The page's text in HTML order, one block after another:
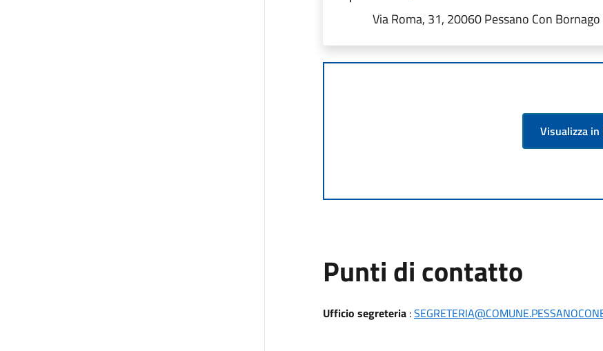
Via Roma, 31, 20060 Pessano Con
Visualizza
Punti di contatto
Ufficio segreteria: